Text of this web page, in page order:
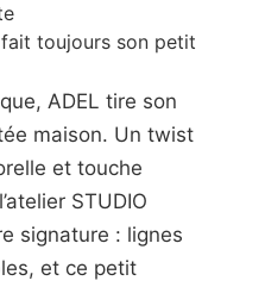
toujours son petit
ADEL tire son
maison. Un twist
et touche
STUDIO
signature : lignes
et ce petit